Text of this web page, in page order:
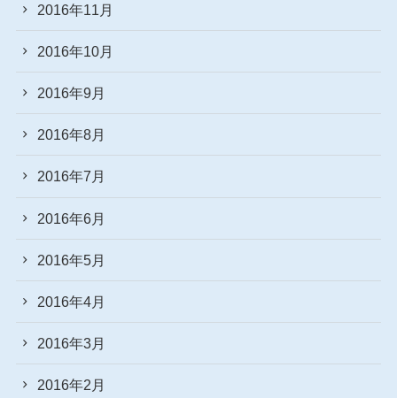
2016年11月
2016年10月
2016年9月
2016年8月
2016年7月
2016年6月
2016年5月
2016年4月
2016年3月
2016年2月